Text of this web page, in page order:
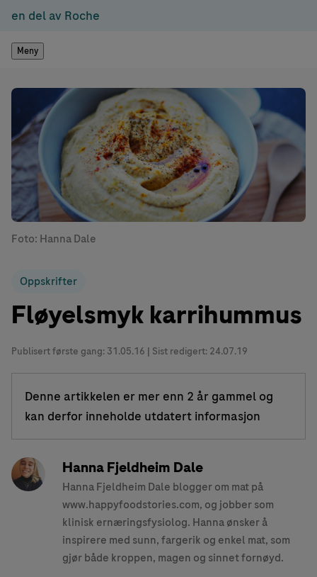
en del av Roche
Meny
Foto: Hanna Dale
Oppskrifter
Fløyelsmyk karrihummus
Publisert første gang: 31.05.16 | Sist redigert: 24.07.19
Denne artikkelen er mer enn 2 år gammel og
kan derfor inneholde utdatert informasjon
Hanna Fjeldheim Dale
Hanna Fjeldheim Dale blogger om mat på
www.happyfoodstories.com, og jobber som
klinisk ernæringsfysiolog. Hanna ønsker å
inspirere med sunn, fargerik og enkel mat, som
gjør både kroppen, magen og sinnet fornøyd.